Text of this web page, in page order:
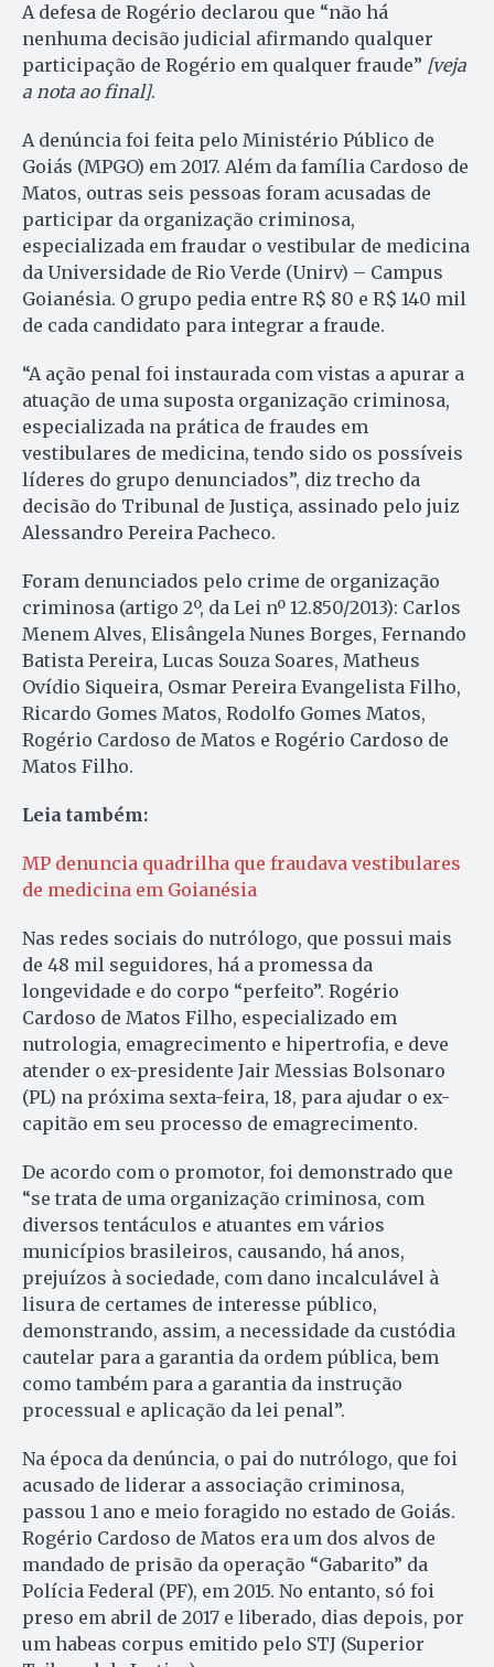
A defesa de Rogério declarou que “não há
nenhuma decisão judicial afirmando qualquer
participação de Rogério em qualquer fraude” [veja
a nota ao final].
A denúncia foi feita pelo Ministério Público de
Goiás (MPGO) em 2017. Além da família Cardoso de
Matos, outras seis pessoas foram acusadas de
participar da organização criminosa,
especializada em fraudar o vestibular de medicina
da Universidade de Rio Verde (Unirv) – Campus
Goianésia. O grupo pedia entre R$ 80 e R$ 140 mil
de cada candidato para integrar a fraude.
“A ação penal foi instaurada com vistas a apurar a
atuação de uma suposta organização criminosa,
especializada na prática de fraudes em
vestibulares de medicina, tendo sido os possíveis
líderes do grupo denunciados”, diz trecho da
decisão do Tribunal de Justiça, assinado pelo juiz
Alessandro Pereira Pacheco.
Foram denunciados pelo crime de organização
criminosa (artigo 2º, da Lei nº 12.850/2013): Carlos
Menem Alves, Elisângela Nunes Borges, Fernando
Batista Pereira, Lucas Souza Soares, Matheus
Ovídio Siqueira, Osmar Pereira Evangelista Filho,
Ricardo Gomes Matos, Rodolfo Gomes Matos,
Rogério Cardoso de Matos e Rogério Cardoso de
Matos Filho.
Leia também:
MP denuncia quadrilha que fraudava vestibulares
de medicina em Goianésia
Nas redes sociais do nutrólogo, que possui mais
de 48 mil seguidores, há a promessa da
longevidade e do corpo “perfeito”. Rogério
Cardoso de Matos Filho, especializado em
nutrologia, emagrecimento e hipertrofia, e deve
atender o ex-presidente Jair Messias Bolsonaro
(PL) na próxima sexta-feira, 18, para ajudar o ex-
capitão em seu processo de emagrecimento.
De acordo com o promotor, foi demonstrado que
“se trata de uma organização criminosa, com
diversos tentáculos e atuantes em vários
municípios brasileiros, causando, há anos,
prejuízos à sociedade, com dano incalculável à
lisura de certames de interesse público,
demonstrando, assim, a necessidade da custódia
cautelar para a garantia da ordem pública, bem
como também para a garantia da instrução
processual e aplicação da lei penal”.
Na época da denúncia, o pai do nutrólogo, que foi
acusado de liderar a associação criminosa,
passou 1 ano e meio foragido no estado de Goiás.
Rogério Cardoso de Matos era um dos alvos de
mandado de prisão da operação “Gabarito” da
Polícia Federal (PF), em 2015. No entanto, só foi
preso em abril de 2017 e liberado, dias depois, por
um habeas corpus emitido pelo STJ (Superior